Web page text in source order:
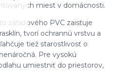
miest v domácnosti.
záťažového PVC zaisťuje
tvorí ochrannú vrstvu a
tiež starostlivosť o
Pre vysokú
umiestniť do priestorov,